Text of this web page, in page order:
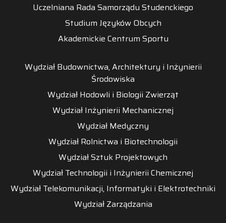
Uczelniana Rada Samorządu Studenckiego
Studium Języków Obcych
Akademickie Centrum Sportu
Wydział Budownictwa, Architektury i Inżynierii
Środowiska
Wydział Hodowli i Biologii Zwierząt
Wydział Inżynierii Mechanicznej
Wydział Medyczny
Wydział Rolnictwa i Biotechnologii
Wydział Sztuk Projektowych
Wydział Technologii i Inżynierii Chemicznej
Wydział Telekomunikacji, Informatyki i Elektrotechniki
Wydział Zarządzania